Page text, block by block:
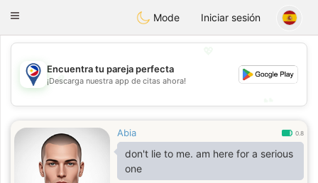
Philippines Chat
Toggle
Mode Iniciar sesión
💖
💕
Encuentra tu pareja perfecta
¡Descarga nuestra app de citas ahora!
Abia 0.8
don't lie to me. am here for a serious
one